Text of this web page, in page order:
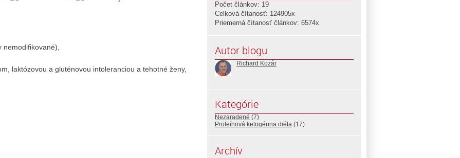
laktózovou a gluténovou intoleranciou a tehotné ženy,
Počet článkov: 19
Celková čítanosť: 124905x
Priemerná čítanosť článkov: 6574x
Autor blogu
Richard Kozár
Kategórie
Nezaradené (7)
Proteínová ketogénna diéta (17)
Archív